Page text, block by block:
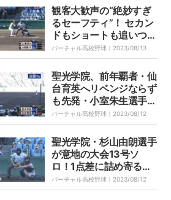
かせるねー」
観客大歓声の“絶妙すぎ
るセーフティ”！ セカン
ドもショートも追いつけ
ないドラッグバント「縫
うように抜けてったな」
バーチャル高校野球｜ 2023/08/13
聖光学院、前年覇者・仙
台育英へリベンジならず
も先発・小室朱生選手
の“胸熱”力投に称賛続々
「凄すぎた」「ひたむき
に試合に向かう姿勢に感
動」
バーチャル高校野球｜ 2023/08/12
聖光学院・杉山由朗選手
が意地の大会13号ソ
ロ！1点差に詰め寄る大
アーチに場内騒然「見
事！」「浜風に勝った」
バーチャル高校野球｜ 2023/08/12